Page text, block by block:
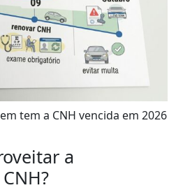
tem a CNH vencida em 2026
a